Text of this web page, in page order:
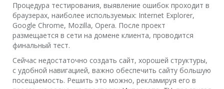
Процедура тестирования, выявление ошибок проходит в
браузерах, наиболее используемых: Internet Explorer,
Google Chrome, Mozilla, Opera. После проект
размещается в сети на домене клиента, проводится
финальный тест.
Сейчас недостаточно создать сайт, хорошей структуры,
с удобной навигацией, важно обеспечить сайту большую
посещаемость. Решить это можно, рекламируя его в